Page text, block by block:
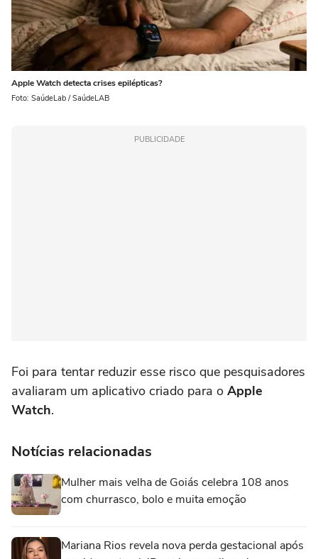
Apple Watch detecta crises epilépticas?
Foto: SaúdeLab / SaúdeLAB
PUBLICIDADE
Foi para tentar reduzir esse risco que pesquisadores
avaliaram um aplicativo criado para o Apple
Watch.
Notícias relacionadas
Mulher mais velha de Goiás celebra 108 anos
com churrasco, bolo e muita emoção
Mariana Rios revela nova perda gestacional após